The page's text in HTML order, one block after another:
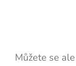
Můžete se